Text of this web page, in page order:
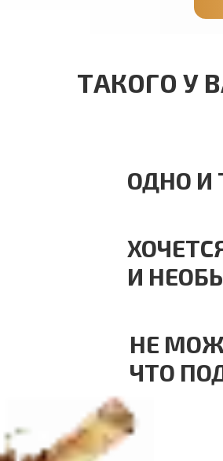
И
НЕ
ЧТО
ОДНО И
ТАКОГО У